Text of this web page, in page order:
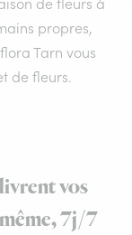
de fleurs à
propres,
Tarn vous
de fleurs.
vos
7j/7